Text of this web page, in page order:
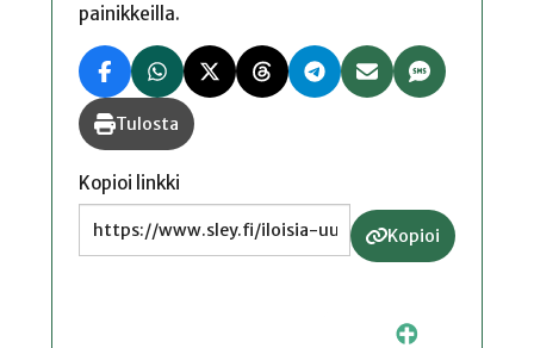
painikkeilla.
Tulosta
Kopioi linkki
Kopioi